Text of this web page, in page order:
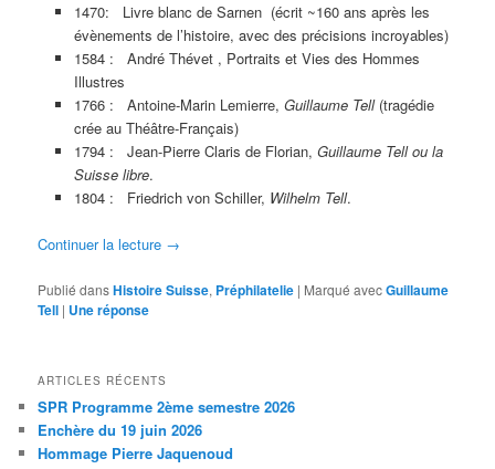
1470: Livre blanc de Sarnen (écrit ~160 ans après les
évènements de l’histoire, avec des précisions incroyables)
1584 : André Thévet , Portraits et Vies des Hommes
Illustres
1766 : Antoine-Marin Lemierre, Guillaume Tell(tragédie
crée au Théâtre-Français)
1794 : Jean-Pierre Claris de Florian, Guillaume Tell ou la
Suisse libre.
1804 : Friedrich von Schiller, Wilhelm Tell.
Continuer la lecture →
Publié dansHistoire Suisse, Préphilatelie | Marqué avecGuillaume
Tell | Uneréponse
ARTICLES RÉCENTS
SPR Programme 2ème semestre 2026
Enchère du 19 juin 2026
Hommage Pierre Jaquenoud